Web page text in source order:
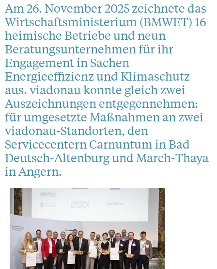
Am 26. November 2025 zeichnete das
Wirtschaftsministerium (BMWET) 16
heimische Betriebe und neun
Beratungsunternehmen für ihr
Engagement in Sachen
Energieeffizienz und Klimaschutz
aus. viadonau konnte gleich zwei
Auszeichnungen entgegennehmen:
für umgesetzte Maßnahmen an zwei
viadonau-Standorten, den
Servicecentern Carnuntum in Bad
Deutsch-Altenburg und March-Thaya
in Angern.